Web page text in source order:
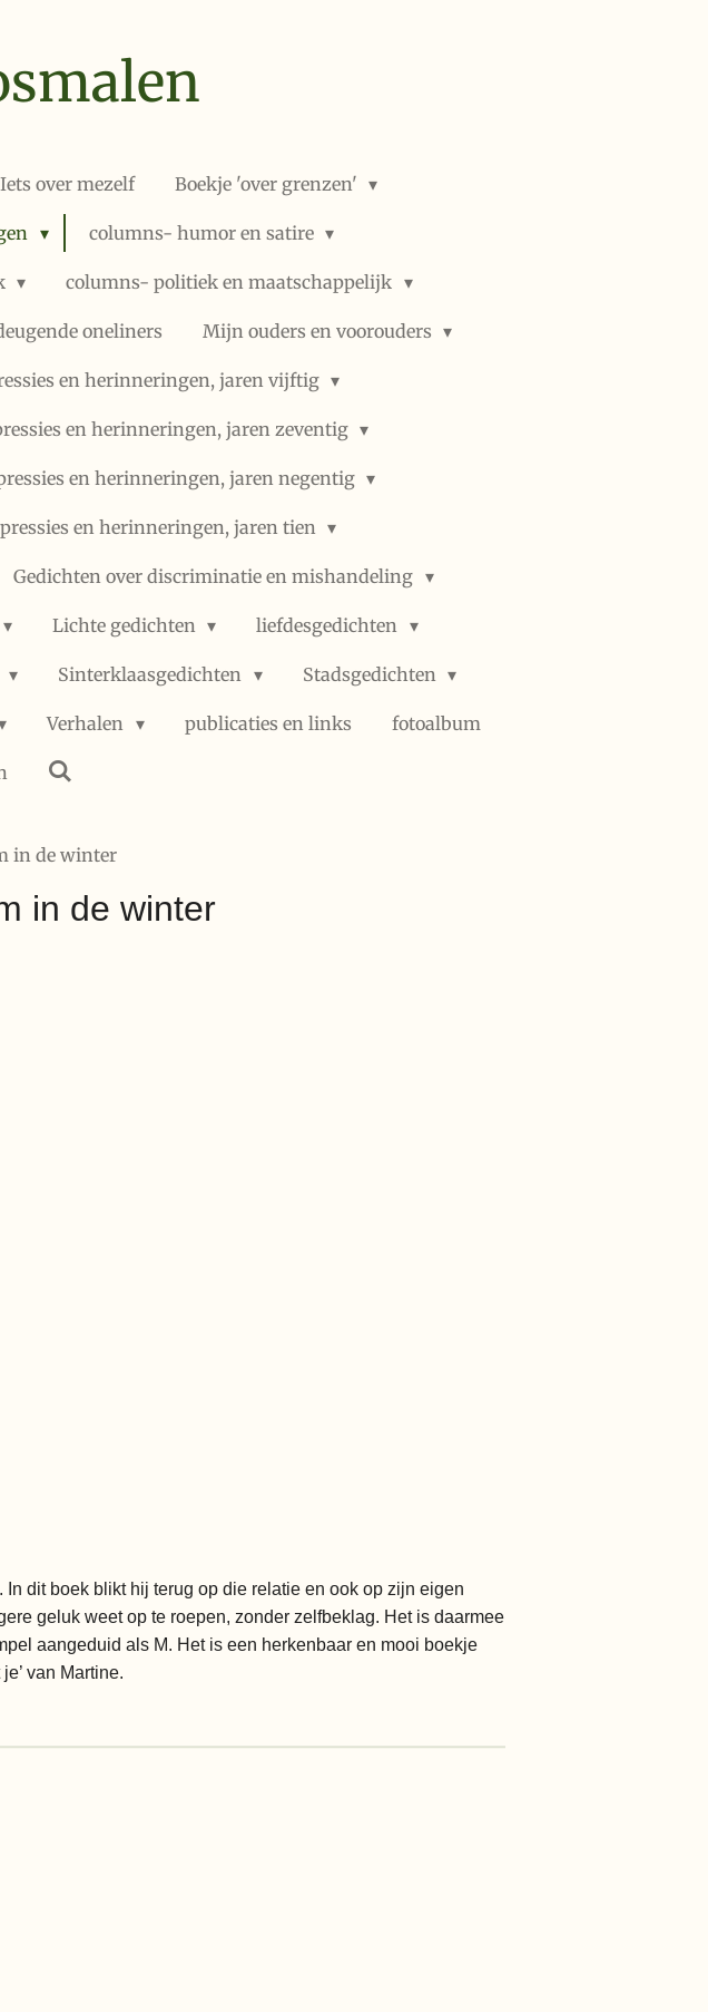
Iets over mezelf Boekje 'over grenzen'
columns- humor en satire
columns- politiek en maatschappelijk
oneliners Mijn ouders en voorouders
en herinneringen, jaren vijftig
en herinneringen, jaren zeventig
en herinneringen, jaren negentig
en herinneringen, jaren tien
Gedichten over discriminatie en mishandeling
Lichte gedichten liefdesgedichten
Sinterklaasgedichten Stadsgedichten
Verhalen publicaties en links fotoalbum
in de winter
in de winter
dit boek blikt hij terug op die relatie en ook op zijn eigen
geluk weet op te roepen, zonder zelfbeklag. Het is daarmee
aangeduid als M. Het is een herkenbaar en mooi boekje
van Martine.